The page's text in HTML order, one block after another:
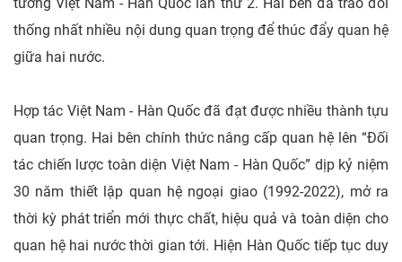
thống nhất nhiều nội dung quan trọng để thúc đẩy quan hệ
giữa hai nước.
Hợp tác Việt Nam - Hàn Quốc đã đạt được nhiều thành tựu
quan trọng. Hai bên chính thức nâng cấp quan hệ lên “Đối
tác chiến lược toàn diện Việt Nam - Hàn Quốc” dịp kỷ niệm
30 năm thiết lập quan hệ ngoại giao (1992-2022), mở ra
thời kỳ phát triển mới thực chất, hiệu quả và toàn diện cho
quan hệ hai nước thời gian tới. Hiện Hàn Quốc tiếp tục duy